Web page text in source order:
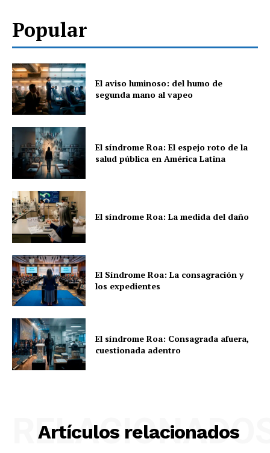
Popular
El aviso luminoso: del humo de
segunda mano al vapeo
El síndrome Roa: El espejo roto de la
salud pública en América Latina
El síndrome Roa: La medida del daño
El Síndrome Roa: La consagración y
los expedientes
El síndrome Roa: Consagrada afuera,
cuestionada adentro
Artículos relacionados